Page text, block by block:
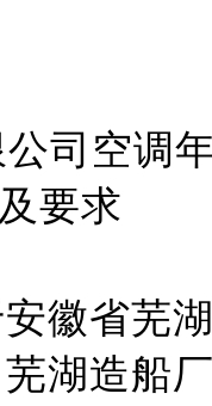
司空调
要求
徽省芜
芜湖造船